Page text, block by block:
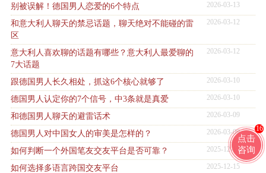
别被误解！德国男人恋爱的6个特点 2026-03-13
和意大利人聊天的禁忌话题，聊天绝对不能碰的雷
区
2026-03-12
意大利人喜欢聊的话题有哪些？意大利人最爱聊的
7大话题
2026-03-12
跟德国男人长久相处，抓这6个核心就够了 2026-03-10
德国男人认定你的7个信号，中3条就是真爱 2026-03-10
和德国男人聊天的避雷话术 2026-03-09
德国男人对中国女人的审美是怎样的？ 2026-03-09
如何判断一个外国笔友交友平台是否可靠？ 2025-12-15
如何选择多语言跨国交友平台 2025-12-15
点击
咨询
16